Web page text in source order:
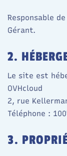
Responsable
Gérant.
2.
Le site est
OVHcloud
2, rue
Téléphone :
3.